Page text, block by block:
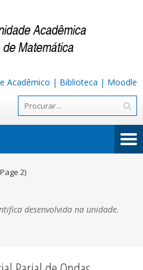
Acadêmico | Biblioteca | Moodle
2)
desenvolvida na unidade.